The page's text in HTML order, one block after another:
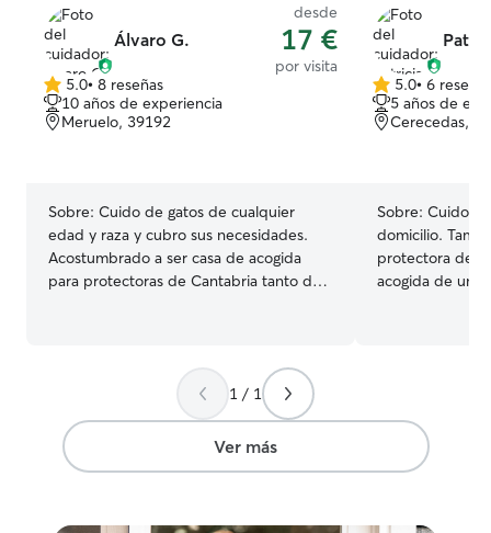
Álvaro G.
desde
17 €
por visita
5.0
de
5
5.0• 8 reseñas
10 años de experiencia
Meruelo, 39192
Sobre: Cuido de gatos de cualquier
edad y raza y cubro sus necesidades.
Acostumbrado a ser casa de acogida
para protectoras de Cantabria tanto de
con la misma atención que a los mismos.
5.0
de
5
5.0• 6 reseñas
5 años de
Cerecedas,
Sobre: Cuido
domicilio.
protectora de
acogida de una
1 / 1
Ver más